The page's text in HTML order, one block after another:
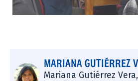
MARIANA GUTIÉRREZ
Mariana Gutiérrez